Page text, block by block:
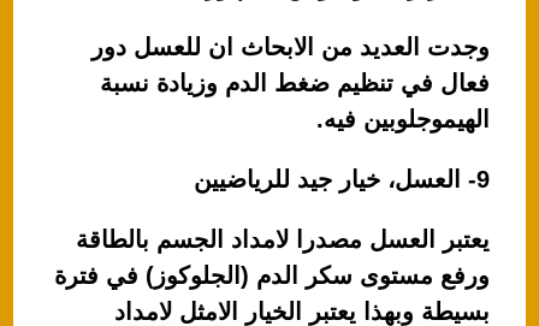
وجدت العديد من الابحاث ان للعسل دور
فعال في تنظيم ضغط الدم وزيادة نسبة
الهيموجلوبين فيه.
9- العسل، خيار جيد للرياضيين
يعتبر العسل مصدرا لامداد الجسم بالطاقة
ورفع مستوى سكر الدم (الجلوكوز) في فترة
بسيطة وبهذا يعتبر الخيار الامثل لامداد